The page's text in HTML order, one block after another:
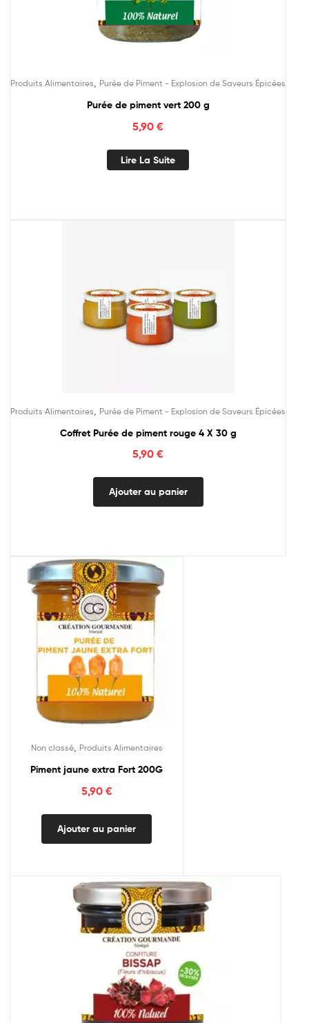
Produits Alimentaires Purée de Piment - Explosion de Saveurs Épicées
Purée de piment vert 200 g
5,90 €
Lire La Suite
Produits Alimentaires Purée de Piment - Explosion de Saveurs Épicées
Coffret Purée de piment rouge 4 X 30 g
5,90 €
Ajouter au panier
Non classé, Produits Alimentaires
Piment jaune extra Fort 200G
5,90 €
Ajouter au panier